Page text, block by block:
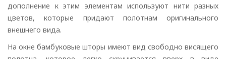
дополнение к этим элементам используют нити разных
цветов, которые придают полотнам оригинального
внешнего вида.
На окне бамбуковые шторы имеют вид свободно висящего